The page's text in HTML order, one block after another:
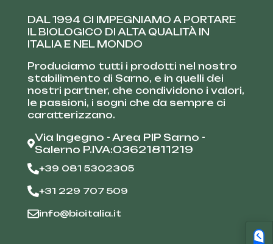
DAL 1994 CI IMPEGNIAMO A PORTARE
IL BIOLOGICO DI ALTA QUALITÀ IN
ITALIA E NEL MONDO
Produciamo tutti i prodotti nel nostro
stabilimento di Sarno, e in quelli dei
nostri partner, che condividono i valori,
le passioni, i sogni che da sempre ci
caratterizzano.
Via Ingegno - Area PIP Sarno -
Salerno P.IVA:03621811219
+39 081 5302305
+31 229 707 509
info@bioitalia.it